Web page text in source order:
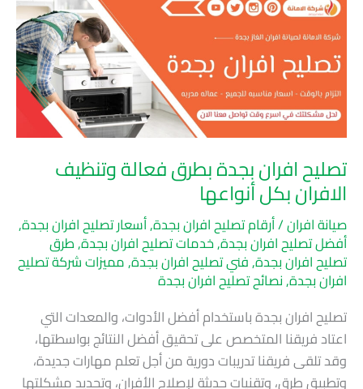
تصليح افران بجدة بطرق فعالة وتنظيف
الافران بكل أنواعها
صيانة افران/أرقام تصليح افران بجدة,أسعار تصليح افران بجدة,
أفضل تصليح افران بجدة,خدمات تصليح افران بجدة,طرق
تصليح افران بجدة,فني تصليح افران بجدة,مميزات شركة تصليح
افران بجدة,نصائح تصليح افران بجدة
تصليح افران بجدة باستخدام أفضل الأدوات، والمعدات التي
اعتاد فريقنا المتخصص على تحقيق أفضل النتائج بواسطتها،
وقد تلقى فريقنا تدريبات دورية من أجل تعلم مهارات جديدة،
وتطبيق طرق، وتقنيات حديثة لإصلاح الأفران، وتحديد مشكلتها
افران
بجدة
بطرق
فعالة
وتنظيف
الافران
بكل
أنواعها